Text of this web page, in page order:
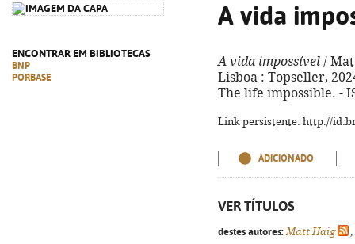
ENCONTRAR EM BIBLIOTECAS
BNP
PORBASE
A vida
A vida impossível /
Lisboa : Topseller,
The life impossible. -
Link persistente: http://
ADICIONADO
VER TÍTULOS
destes autores: Matt Haig ,